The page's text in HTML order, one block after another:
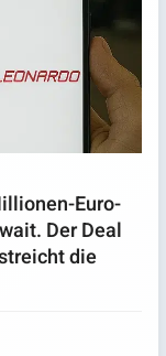
Euro-
Der Deal
die